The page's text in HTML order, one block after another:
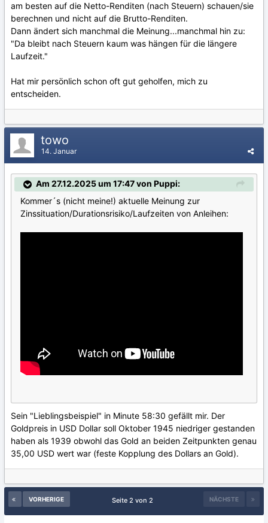
am besten auf die Netto-Renditen (nach Steuern) schauen/sie
berechnen und nicht auf die Brutto-Renditen.
Dann ändert sich manchmal die Meinung...manchmal hin zu:
"Da bleibt nach Steuern kaum was hängen für die längere
Laufzeit."
Hat mir persönlich schon oft gut geholfen, mich zu
entscheiden.
towo
14. Januar
Am 27.12.2025 um 17:47 von Puppi:
Kommer´s (nicht meine!) aktuelle Meinung zur
Zinssituation/Durationsrisiko/Laufzeiten von Anleihen:
Sein "Lieblingsbeispiel" in Minute 58:30 gefällt mir. Der
Goldpreis in USD Dollar soll Oktober 1945 niedriger gestanden
haben als 1939 obwohl das Gold an beiden Zeitpunkten genau
35,00 USD wert war (feste Kopplung des Dollars an Gold).
VORHERIGE NÄCHSTE
Seite 2 von 2